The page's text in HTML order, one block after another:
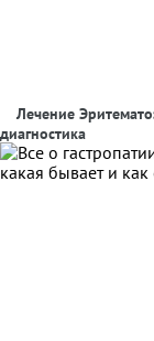
Лечение
диагностика